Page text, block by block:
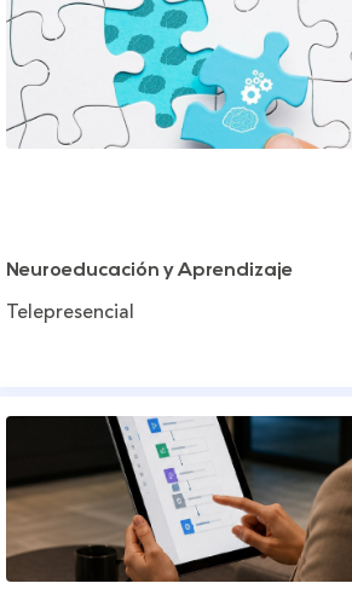
Neuroeducación y Aprendizaje
Telepresencial